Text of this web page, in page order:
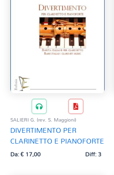
SALIERI G. (rev. S. Maggioni)
DIVERTIMENTO PER
CLARINETTO E PIANOFORTE
Da:€17,00 Diff: 3